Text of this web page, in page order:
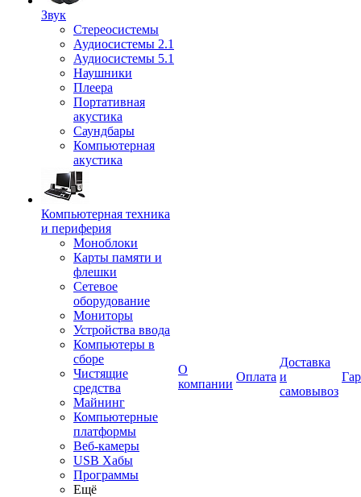
Звук
Стереосистемы
Аудиосистемы 2.1
Аудиосистемы 5.1
Наушники
Плеера
Портативная
акустика
Саундбары
Компьютерная
акустика
Компьютерная техника
и периферия
Моноблоки
Карты памяти и
флешки
Сетевое
оборудование
Мониторы
Устройства ввода
Компьютеры в
сборе
Чистящие
средства
Майнинг
Компьютерные
платформы
Веб-камеры
USB Хабы
Программы
Ещё
О
компании
Оплата
Доставка
и
самовывоз